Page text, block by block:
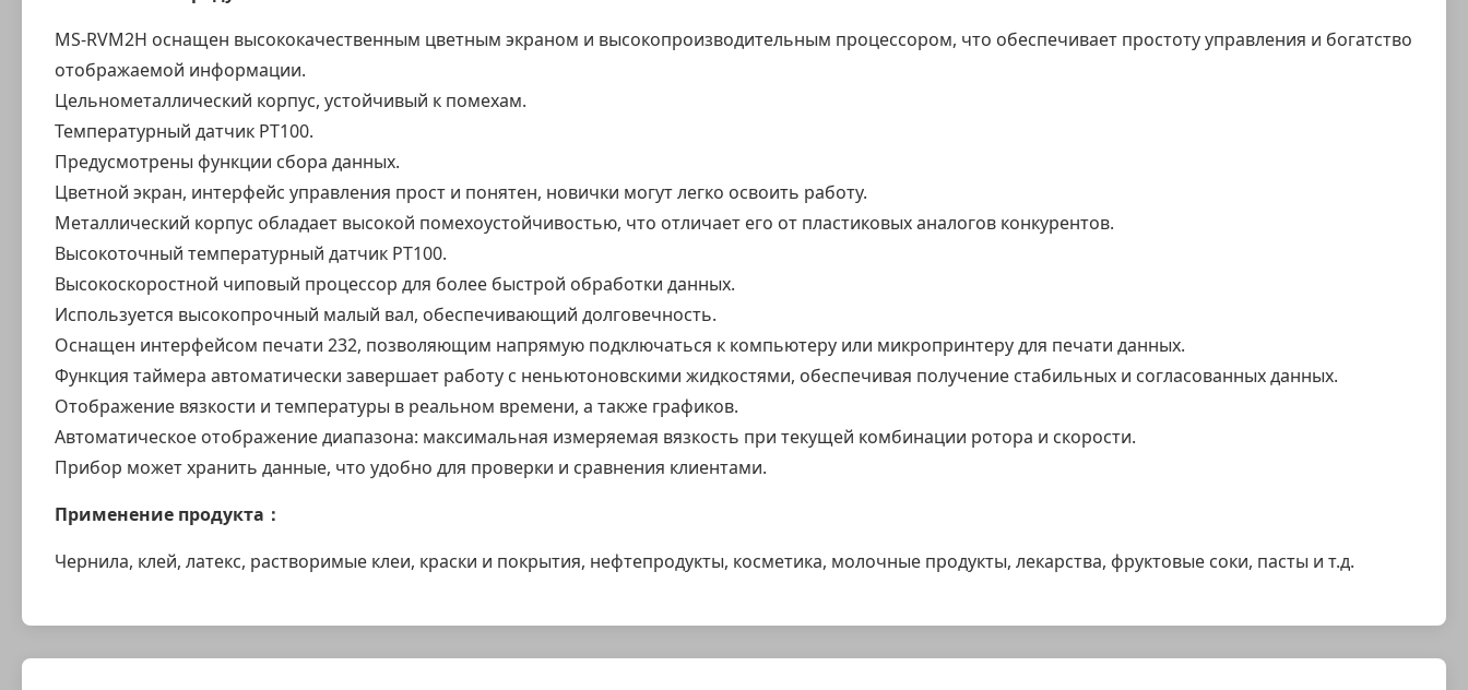
MS-RVM2H оснащен высококачественным цветным экраном и высокопроизводительным процессором, что обеспечивает простоту управления и богатство
отображаемой информации.
Цельнометаллический корпус, устойчивый к помехам.
Температурный датчик PT100.
Предусмотрены функции сбора данных.
Цветной экран, интерфейс управления прост и понятен, новички могут легко освоить работу.
Металлический корпус обладает высокой помехоустойчивостью, что отличает его от пластиковых аналогов конкурентов.
Высокоточный температурный датчик PT100.
Высокоскоростной чиповый процессор для более быстрой обработки данных.
Используется высокопрочный малый вал, обеспечивающий долговечность.
Оснащен интерфейсом печати 232, позволяющим напрямую подключаться к компьютеру или микропринтеру для печати данных.
Функция таймера автоматически завершает работу с неньютоновскими жидкостями, обеспечивая получение стабильных и согласованных данных.
Отображение вязкости и температуры в реальном времени, а также графиков.
Автоматическое отображение диапазона: максимальная измеряемая вязкость при текущей комбинации ротора и скорости.
Прибор может хранить данные, что удобно для проверки и сравнения клиентами.
Применение продукта：
Чернила, клей, латекс, растворимые клеи, краски и покрытия, нефтепродукты, косметика, молочные продукты, лекарства, фруктовые соки, пасты и т.д.